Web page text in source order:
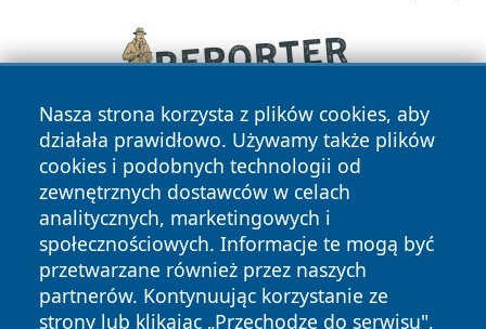
Nasza strona korzysta z plików cookies, aby
działała prawidłowo. Używamy także plików
cookies i podobnych technologii od
zewnętrznych dostawców w celach
analitycznych, marketingowych i
społecznościowych. Informacje te mogą być
przetwarzane również przez naszych
partnerów. Kontynuując korzystanie ze
strony lub klikając „Przechodzę do serwisu",
Copyright © 2026 otososnowiec.pl Wszystkie prawa
zastrzeżone.